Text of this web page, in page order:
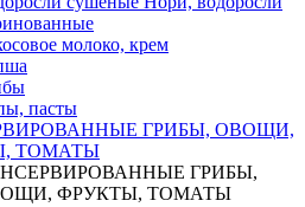
молоко, крем
пасты
ГРИБЫ, ОВОЩИ,
ТОМАТЫ
ГРИБЫ,
ФРУКТЫ, ТОМАТЫ